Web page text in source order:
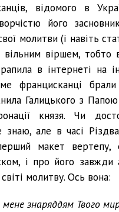
відомого в
його
молитви (і навіть
віршем, тобто
в інтернеті на
францисканці
Галицького з
князя. Чи
знаю, але в часі
макет вертепу,
і про його завжди
молитву. Ось вона:
мене знаряддям Твого